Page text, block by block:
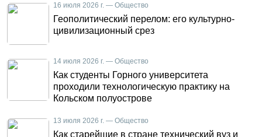
16 июля 2026 г. — Общество
Геополитический перелом: его культурно-
цивилизационный срез
14 июля 2026 г. — Общество
Как студенты Горного университета
проходили технологическую практику на
Кольском полуострове
13 июля 2026 г. — Общество
Как старейшие в стране технический вуз и